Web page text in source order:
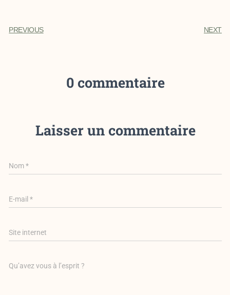
PREVIOUS NEXT
0 commentaire
Laisser un commentaire
Nom*
E-mail*
Site internet
Qu’avez vous à l’esprit ?